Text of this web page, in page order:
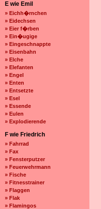
E wie Emil
» Eichh�rnchen
» Eidechsen
» Eier f�rben
» Ein�ugige
» Eingeschnappte
» Eisenbahn
» Elche
» Elefanten
» Engel
» Enten
» Entsetzte
» Esel
» Essende
» Eulen
» Explodierende
F wie Friedrich
» Fahrrad
» Fax
» Fensterputzer
» Feuerwehrmann
» Fische
» Fitnesstrainer
» Flaggen
» Flak
» Flamingos